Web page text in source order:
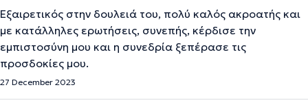
Εξαιρετικός στην δουλειά του, πολύ καλός ακροατής και
με κατάλληλες ερωτήσεις, συνεπής, κέρδισε την
εμπιστοσύνη μου και η συνεδρία ξεπέρασε τις
προσδοκίες μου.
27 December 2023